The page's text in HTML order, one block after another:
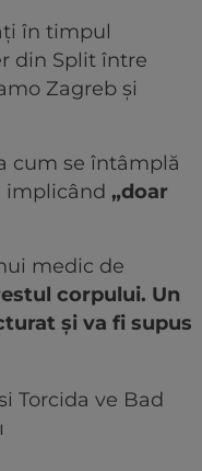
în timpul
din Split între
Zagreb şi
cum se întâmplă
implicând „doar
medic de
corpului. Un
şi va fi supus
Torcida ve Bad